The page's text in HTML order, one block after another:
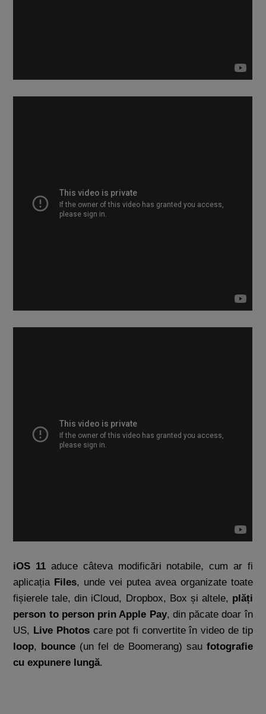
iOS 11 aduce câteva modificări notabile, cum ar fi
aplicația Files, unde vei putea avea organizate toate
fișierele tale, din iCloud, Dropbox, Box și altele, plăți
person to person prin Apple Pay, din păcate doar în
US, Live Photoscare pot fi convertite în video de tip
loop, bounce (un fel de Boomerang) sau fotografie
cu expunere lungă.